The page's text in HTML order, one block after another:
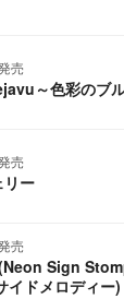
売
～色彩のブ
売
リー
売
Sign
イドメロディー)